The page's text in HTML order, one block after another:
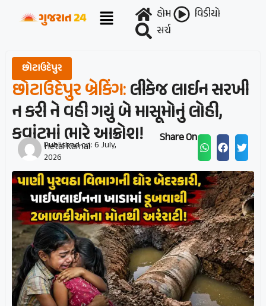
હોમ
વિડીયો
સર્ચ
છોટાઉદેપુર
છોટાઉદેપુર બ્રેકિંગ:લીકેજ લાઈન સરખી
ન કરી ને વહી ગયું બે માસૂમોનું લોહી,
કવાંટમાં ભારે આક્રોશ!
Hetal Karnal
Published on:6 July,
2026
Share On :